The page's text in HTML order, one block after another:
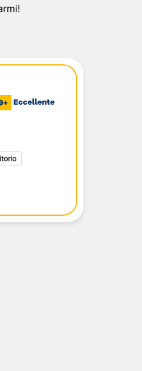
dolci colline
Romano